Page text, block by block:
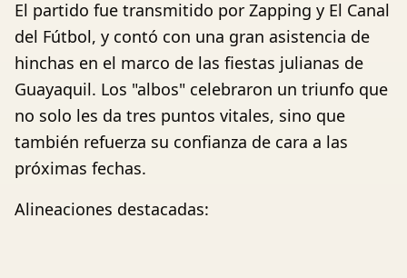
El partido fue transmitido por Zapping y El Canal
del Fútbol, y contó con una gran asistencia de
hinchas en el marco de las fiestas julianas de
Guayaquil. Los "albos" celebraron un triunfo que
no solo les da tres puntos vitales, sino que
también refuerza su confianza de cara a las
próximas fechas.
Alineaciones destacadas: